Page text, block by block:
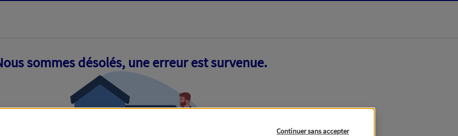
sommes désolés, une erreur est survenue.
Continuer sans accepter